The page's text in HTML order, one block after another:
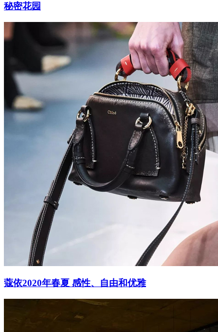
秘密花园
蔻依2020年春夏 感性、自由和优雅